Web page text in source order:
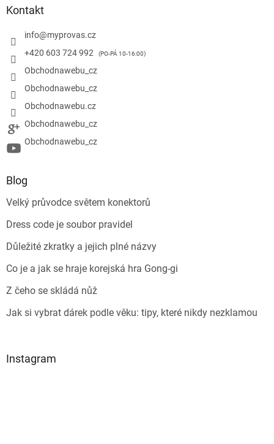
Kontakt
info@myprovas.cz
+420 603 724 992
Obchodnawebu_cz
Obchodnawebu_cz
Obchodnawebu.cz
Obchodnawebu_cz
Obchodnawebu_cz
Blog
Velký průvodce světem konektorů
Dress code je soubor pravidel
Důležité zkratky a jejich plné názvy
Co je a jak se hraje korejská hra Gong-gi
Z čeho se skládá nůž
Jak si vybrat dárek podle věku: tipy, které nikdy nezklamou
Instagram